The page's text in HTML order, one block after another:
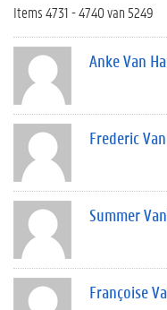
Items 4731 - 4740 van 5249
Anke Van
Frederic
Summer
Françoise